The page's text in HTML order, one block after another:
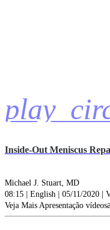
Inside-Out Meniscus
Michael J. Stuart, MD
08:15 | English | 05/11/2020 |
Veja Mais Apresentação vídeos